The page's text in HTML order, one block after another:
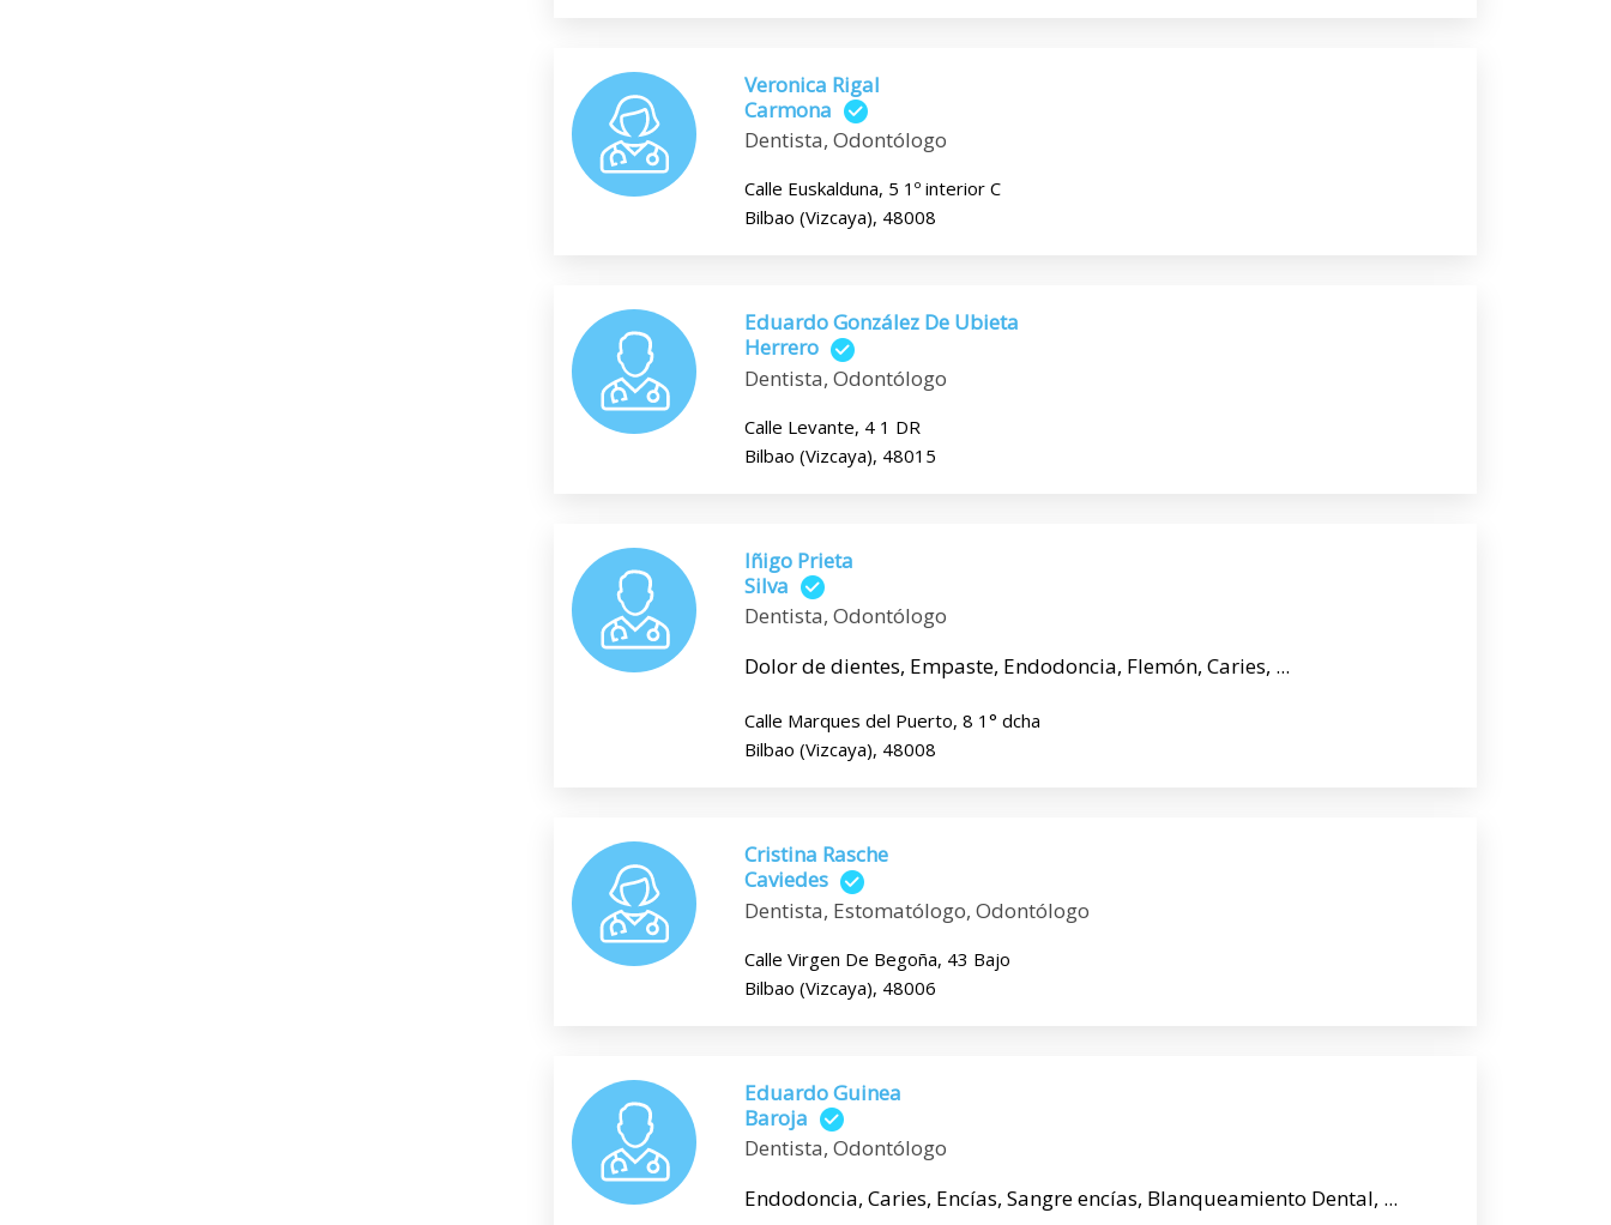
Veronica Rigal
Carmona
Dentista, Odontólogo
Calle Euskalduna, 5 1º interior C
Bilbao (Vizcaya), 48008
Eduardo González De Ubieta
Herrero
Dentista, Odontólogo
Calle Levante, 4 1 DR
Bilbao (Vizcaya), 48015
Iñigo Prieta
Silva
Dentista, Odontólogo
Dolor de dientes, Empaste, Endodoncia, Flemón, Caries, ...
Calle Marques del Puerto, 8 1° dcha
Bilbao (Vizcaya), 48008
Cristina Rasche
Caviedes
Dentista, Estomatólogo, Odontólogo
Calle Virgen De Begoña, 43 Bajo
Bilbao (Vizcaya), 48006
Eduardo Guinea
Baroja
Dentista, Odontólogo
Endodoncia, Caries, Encías, Sangre encías, Blanqueamiento Dental, ...